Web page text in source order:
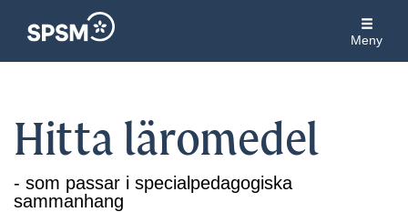
Meny
Hitta läromedel
- som passar i specialpedagogiska
sammanhang